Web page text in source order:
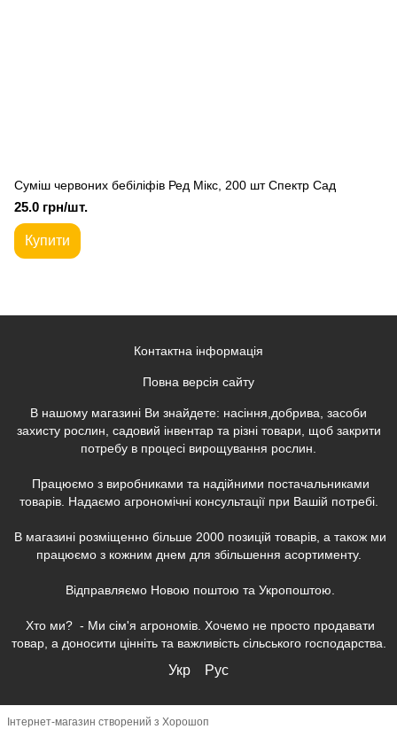
Суміш червоних бебіліфів Ред Мікс, 200 шт Спектр Сад
25.0 грн/шт.
Купити
Контактна інформація
Повна версія сайту
В нашому магазині Ви знайдете: насіння,добрива, засоби
захисту рослин, садовий інвентар та різні товари, щоб закрити
потребу в процесі вирощування рослин.
Працюємо з виробниками та надійними постачальниками
товарів. Надаємо агрономічні консультації при Вашій потребі.
В магазині розміщенно більше 2000 позицій товарів, а також ми
працюємо з кожним днем для збільшення асортименту.
Відправляємо Новою поштою та Укропоштою.
Хто ми? - Ми сім'я агрономів. Хочемо не просто продавати
товар, а доносити цінніть та важливість сільського господарства.
Укр Рус
Інтернет-магазин створений з Хорошоп